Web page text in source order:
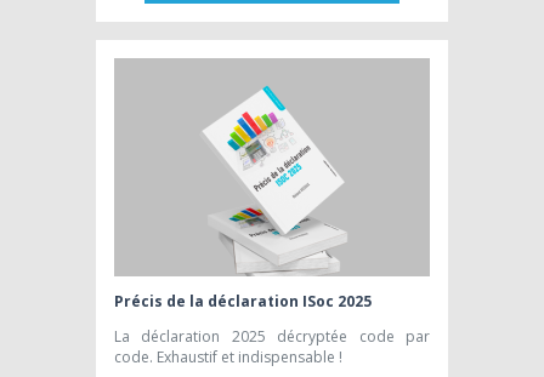
Précis de la déclaration ISoc 2025
La déclaration 2025 décryptée code par
code. Exhaustif et indispensable !